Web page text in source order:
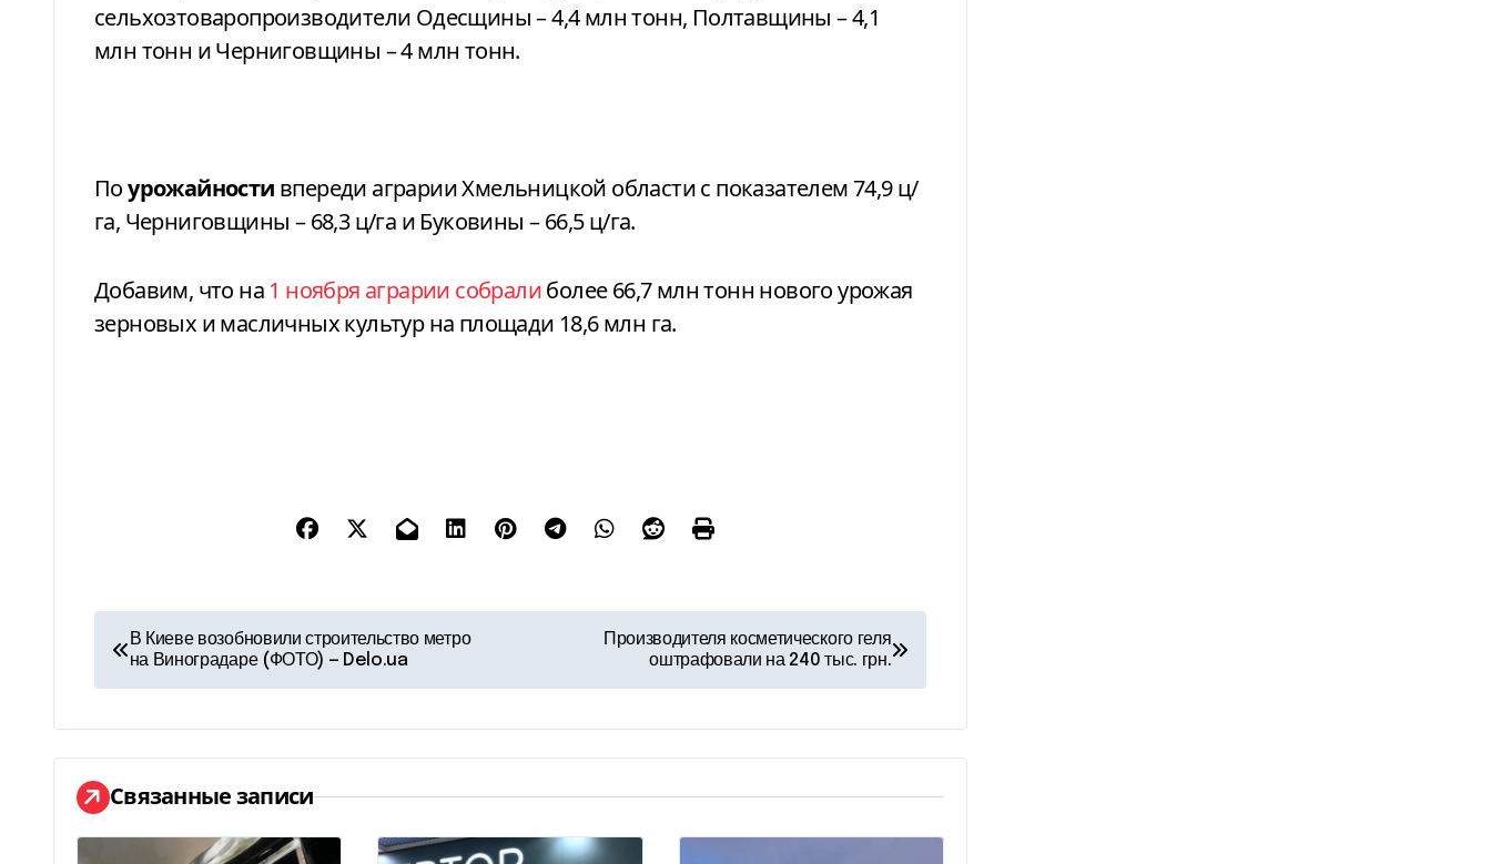
сельхозтоваропроизводители Одесщины – 4,4 млн тонн, Полтавщины – 4,1
млн тонн и Черниговщины – 4 млн тонн.
Поурожайности впереди аграрии Хмельницкой области с показателем 74,9 ц/
га, Черниговщины – 68,3 ц/га и Буковины – 66,5 ц/га.
Добавим, что на 1 ноября аграрии собралиболее 66,7 млн тонн нового урожая
зерновых и масличных культур на площади 18,6 млн га.
Н
а
в
и
г
В Киеве возобновили строительство метро
на Виноградаре (ФОТО) — Delo.ua
Производителя косметического геля
оштрафовали на 240 тыс. грн.
Связанные записи